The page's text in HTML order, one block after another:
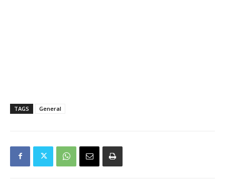
TAGS General